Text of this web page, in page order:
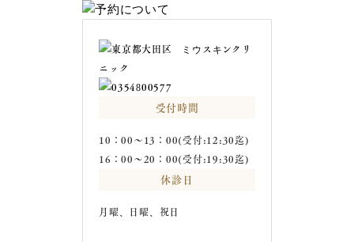
受付時間
10：00～13：00(受付:12:30迄)
16：00～20：00(受付:19:30迄)
休診日
月曜、日曜、祝日